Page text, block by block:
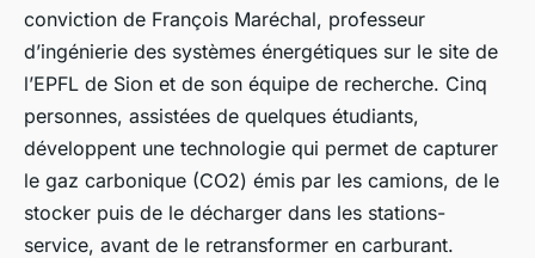
conviction de François Maréchal, professeur
d’ingénierie des systèmes énergétiques sur le site de
l’EPFL de Sion et de son équipe de recherche. Cinq
personnes, assistées de quelques étudiants,
développent une technologie qui permet de capturer
le gaz carbonique (CO2) émis par les camions, de le
stocker puis de le décharger dans les stations-
service, avant de le retransformer en carburant.